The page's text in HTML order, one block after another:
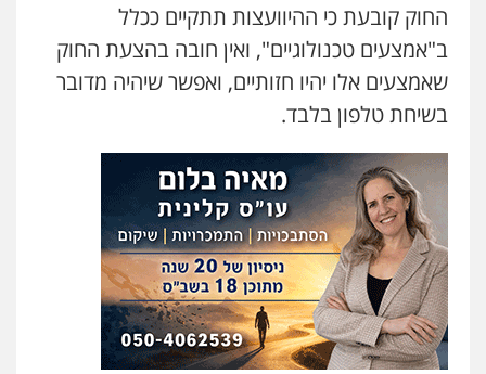
גל דהן – משרד עורך דין פלילי
פשיעה חמורה
וחקירות
0544723840
עו"ד ראוף נג'אר
פלילי עורכי דין לענייני אסירים
סמים רכוש
0548009246
עו"ד אלון ארז
פלילי צבאי סמים אלימות במשפחה
לבן
0507368203
החוק קובעת כי ההיוועצות תתקיים ככלל
ב"אמצעים טכנולוגיים", ואין חובה בהצעת החוק
שאמצעים אלו יהיו חזותיים, ואפשר שיהיה מדובר
בשיחת טלפון בלבד.